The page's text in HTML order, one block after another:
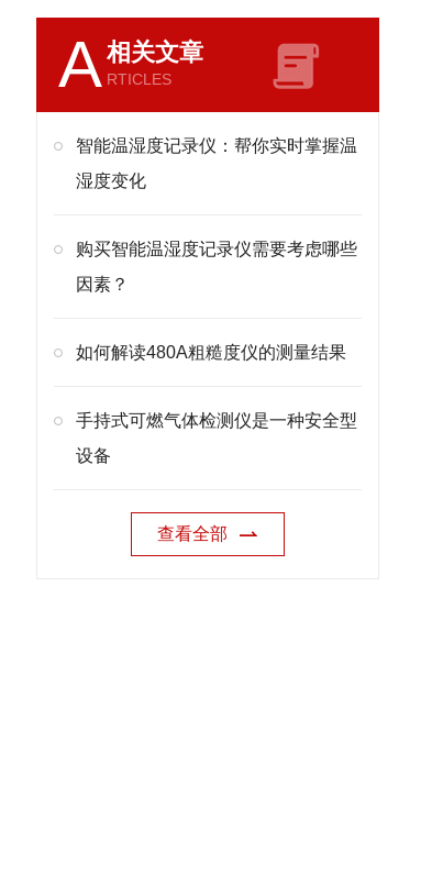
A相关文章
RTICLES
智能温湿度记录仪：帮你实时掌握温
湿度变化
购买智能温湿度记录仪需要考虑哪些
因素？
如何解读480A粗糙度仪的测量结果
手持式可燃气体检测仪是一种安全型
设备
查看全部